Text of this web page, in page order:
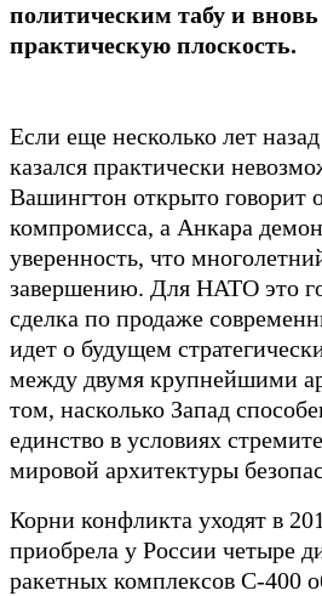
политическим табу и
практическую плоскость.
Если еще несколько лет
казался практически
Вашингтон открыто говорит
компромисса, а Анкара
уверенность, что
завершению. Для НАТО это
сделка по продаже
идет о будущем
между двумя крупнейшими
том, насколько Запад
единство в условиях
мировой архитектуры
Корни конфликта уходят в
приобрела у России четыре
ракетных комплексов С-400